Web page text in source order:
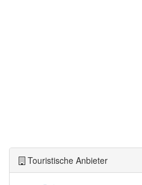
Touristische Anbieter